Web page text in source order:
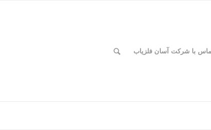
با شرکت آسان فلزیاب